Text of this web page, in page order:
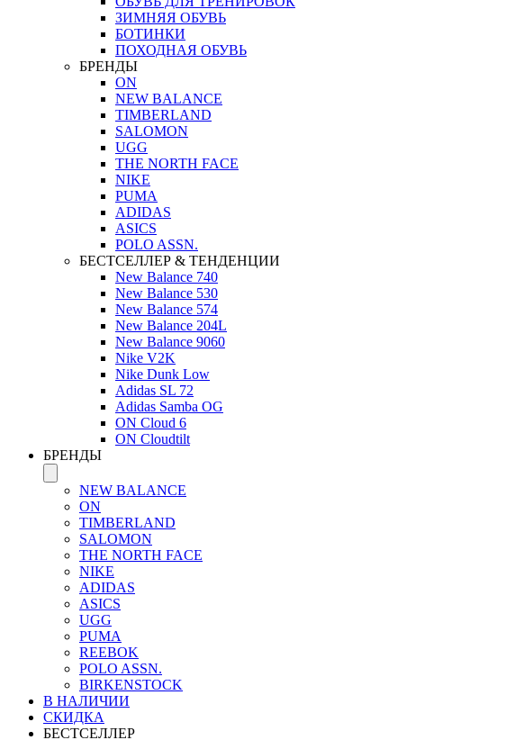
ЗИМНЯЯ ОБУВЬ
БОТИНКИ
ПОХОДНАЯ ОБУВЬ
БРЕНДЫ
ON
NEW BALANCE
TIMBERLAND
SALOMON
UGG
THE NORTH FACE
NIKE
PUMA
ADIDAS
ASICS
POLO ASSN.
БЕСТСЕЛЛЕР & ТЕНДЕНЦИИ
New Balance 740
New Balance 530
New Balance 574
New Balance 204L
New Balance 9060
Nike V2K
Nike Dunk Low
Adidas SL 72
Adidas Samba OG
ON Cloud 6
ON Cloudtilt
БРЕНДЫ
NEW BALANCE
ON
TIMBERLAND
SALOMON
THE NORTH FACE
NIKE
ADIDAS
ASICS
UGG
PUMA
REEBOK
POLO ASSN.
BIRKENSTOCK
В НАЛИЧИИ
СКИДКА
БЕСТСЕЛЛЕР